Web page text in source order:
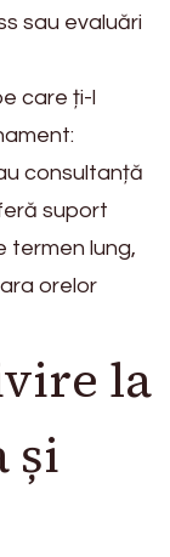
sau evaluări
care ți-l
consultanță
suport
termen lung,
orelor
la
și